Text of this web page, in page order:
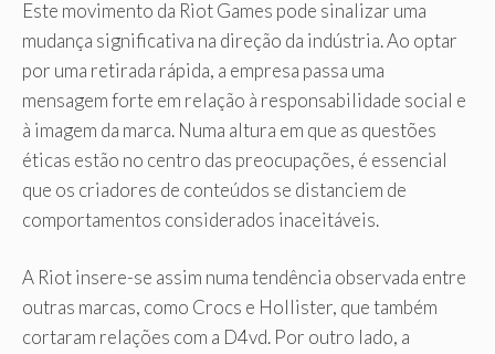
Este movimento da Riot Games pode sinalizar uma
mudança significativa na direção da indústria. Ao optar
por uma retirada rápida, a empresa passa uma
mensagem forte em relação à responsabilidade social e
à imagem da marca. Numa altura em que as questões
éticas estão no centro das preocupações, é essencial
que os criadores de conteúdos se distanciem de
comportamentos considerados inaceitáveis.
A Riot insere-se assim numa tendência observada entre
outras marcas, como Crocs e Hollister, que também
cortaram relações com a D4vd. Por outro lado, a